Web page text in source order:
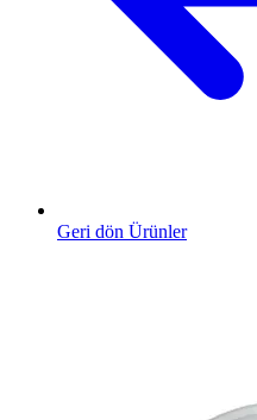
Geri dön Ürünler